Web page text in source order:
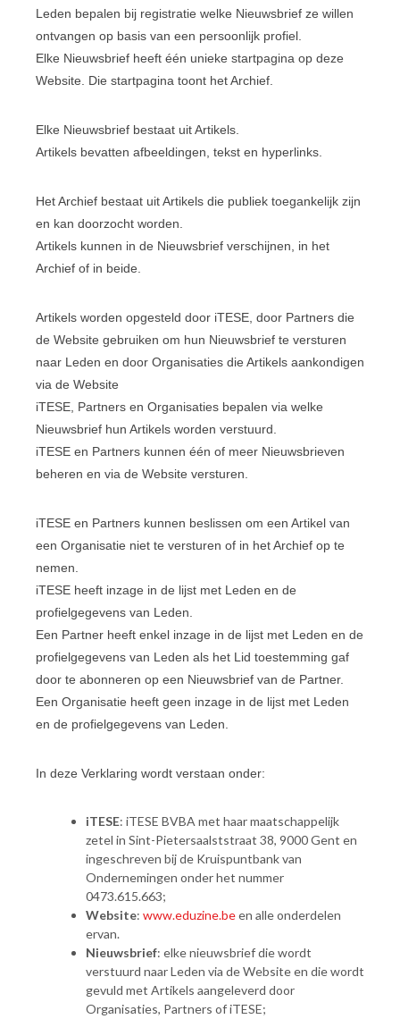
Leden bepalen bij registratie welke Nieuwsbrief ze willen
ontvangen op basis van een persoonlijk profiel.
Elke Nieuwsbrief heeft één unieke startpagina op deze
Website. Die startpagina toont het Archief.
Elke Nieuwsbrief bestaat uit Artikels.
Artikels bevatten afbeeldingen, tekst en hyperlinks.
Het Archief bestaat uit Artikels die publiek toegankelijk zijn
en kan doorzocht worden.
Artikels kunnen in de Nieuwsbrief verschijnen, in het
Archief of in beide.
Artikels worden opgesteld door iTESE, door Partners die
de Website gebruiken om hun Nieuwsbrief te versturen
naar Leden en door Organisaties die Artikels aankondigen
via de Website
iTESE, Partners en Organisaties bepalen via welke
Nieuwsbrief hun Artikels worden verstuurd.
iTESE en Partners kunnen één of meer Nieuwsbrieven
beheren en via de Website versturen.
iTESE en Partners kunnen beslissen om een Artikel van
een Organisatie niet te versturen of in het Archief op te
nemen.
iTESE heeft inzage in de lijst met Leden en de
profielgegevens van Leden.
Een Partner heeft enkel inzage in de lijst met Leden en de
profielgegevens van Leden als het Lid toestemming gaf
door te abonneren op een Nieuwsbrief van de Partner.
Een Organisatie heeft geen inzage in de lijst met Leden
en de profielgegevens van Leden.
In deze Verklaring wordt verstaan onder:
iTESE: iTESE BVBA met haar maatschappelijk
zetel in Sint-Pietersaalststraat 38, 9000 Gent en
ingeschreven bij de Kruispuntbank van
Ondernemingen onder het nummer
0473.615.663;
Website: www.eduzine.been alle onderdelen
ervan.
Nieuwsbrief: elke nieuwsbrief die wordt
verstuurd naar Leden via de Website en die wordt
gevuld met Artikels aangeleverd door
Organisaties, Partners of iTESE;